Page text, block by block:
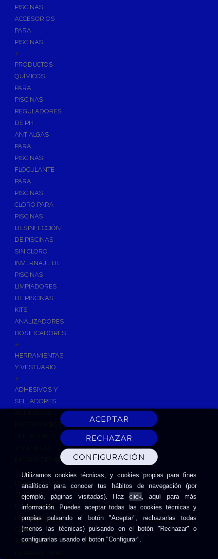
Utilizamos cookies técnicas, y cookies propias para fines
analíticos para conocer tus hábitos de navegación (por
ejemplo, páginas visitadas). Hazclick, aquí para más
información. Puedes aceptar todas las cookies técnicas y
propias pulsando el botón "Aceptar", rechazarlas todas
(menos las técnicas) pulsando en el botón "Rechazar" o
configurarlas usando el botón "Configurar".
PISCINAS
ACCESORIOS
PARA
PISCINAS
+
PRODUCTOS
QUÍMICOS
PARA
PISCINAS
REGULADORES
DE PH
ANTIALGAS
PARA
PISCINAS
FLOCULANTE
PARA
PISCINAS
CLORO PARA
PISCINAS
DESINFECCIÓN
DE PISCINAS
SIN CLORO
INVERNAJE DE
PISCINAS
LIMPIADORES
DE PISCINAS
KITS
ANALIZADORES
DOSIFICADORES
+
HERRAMIENTAS
Y VESTUARIO
+
ADHESIVOS Y
SELLADORES
INSTANTANEOS
IMPRIMACIONES
LIMPIADORES
SILICONAS
ESPUMAS DE
EXPANSIÓN
CINTAS
ADHESIVAS